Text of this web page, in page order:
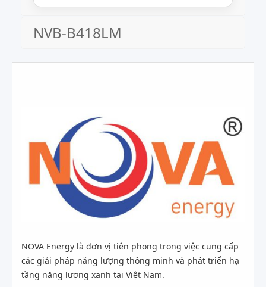
NVB-B418LM
NOVA Energy là đơn vị tiên phong trong việc cung cấp
các giải pháp năng lượng thông minh và phát triển hạ
tầng năng lượng xanh tại Việt Nam.